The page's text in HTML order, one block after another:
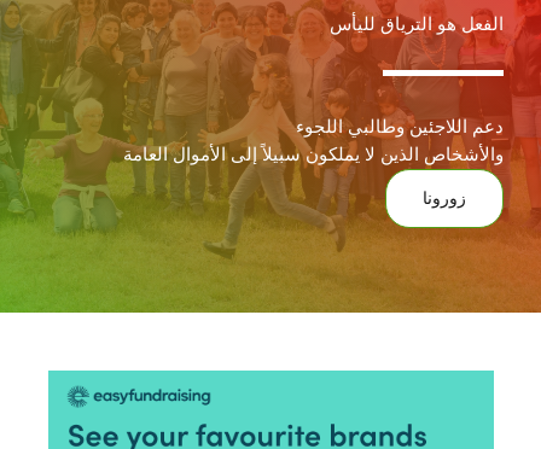
الفعل هو الترياق لليأس
دعم اللاجئين وطالبي اللجوء
والأشخاص الذين لا يملكون سبيلاً إلى الأموال العامة
زورونا